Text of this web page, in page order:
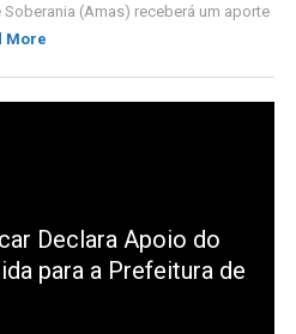
Soberania (Amas) receberá um aporte
More
Declara Apoio do
para a Prefeitura de